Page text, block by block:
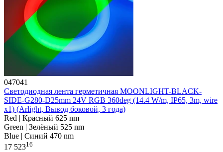
047041
Светодиодная лента герметичная MOONLIGHT-BLACK-
SIDE-G280-D25mm 24V RGB 360deg (14.4 W/m, IP65, 3m, wire
x1) (Arlight, Вывод боковой, 3 года)
Red | Красный 625 nm
Green | Зелёный 525 nm
Blue | Синий 470 nm
17 52316